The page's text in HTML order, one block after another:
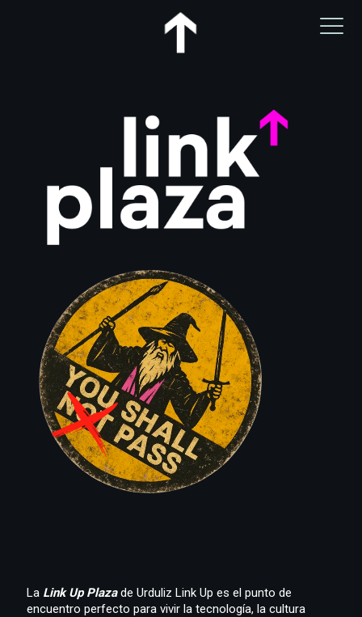
La Link Up Plazade Urduliz Link Up es el punto de
encuentro perfecto para vivir la tecnología, la cultura